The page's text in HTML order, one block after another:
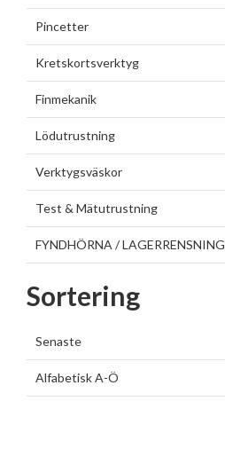
Pincetter
Kretskortsverktyg
Finmekanik
Lödutrustning
Verktygsväskor
Test & Mätutrustning
FYNDHÖRNA / LAGERRENSNING
Sortering
Senaste
Alfabetisk A-Ö